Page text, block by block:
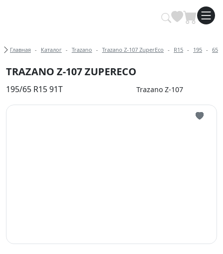
Купить автомобильные шины
Хлебные крошки
Главная Каталог Trazano Trazano Z-107 ZuperEco R15 195 65
TRAZANO Z-107 ZUPERECO
195/65 R15 91T Trazano Z-107